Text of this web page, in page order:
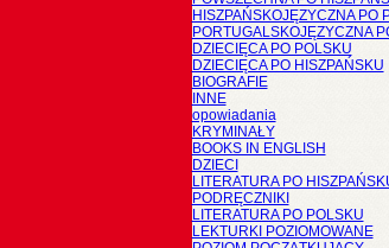
HISZPAŃSKOJĘZYCZNA PO
PORTUGALSKOJĘZYCZNA
DZIECIĘCA PO POLSKU
DZIECIĘCA PO HISZPAŃSKU
BIOGRAFIE
INNE
opowiadania
KRYMINAŁY
BOOKS IN ENGLISH
DZIECI
LITERATURA PO
PODRĘCZNIKI
LITERATURA PO POLSKU
LEKTURKI POZIOMOWANE